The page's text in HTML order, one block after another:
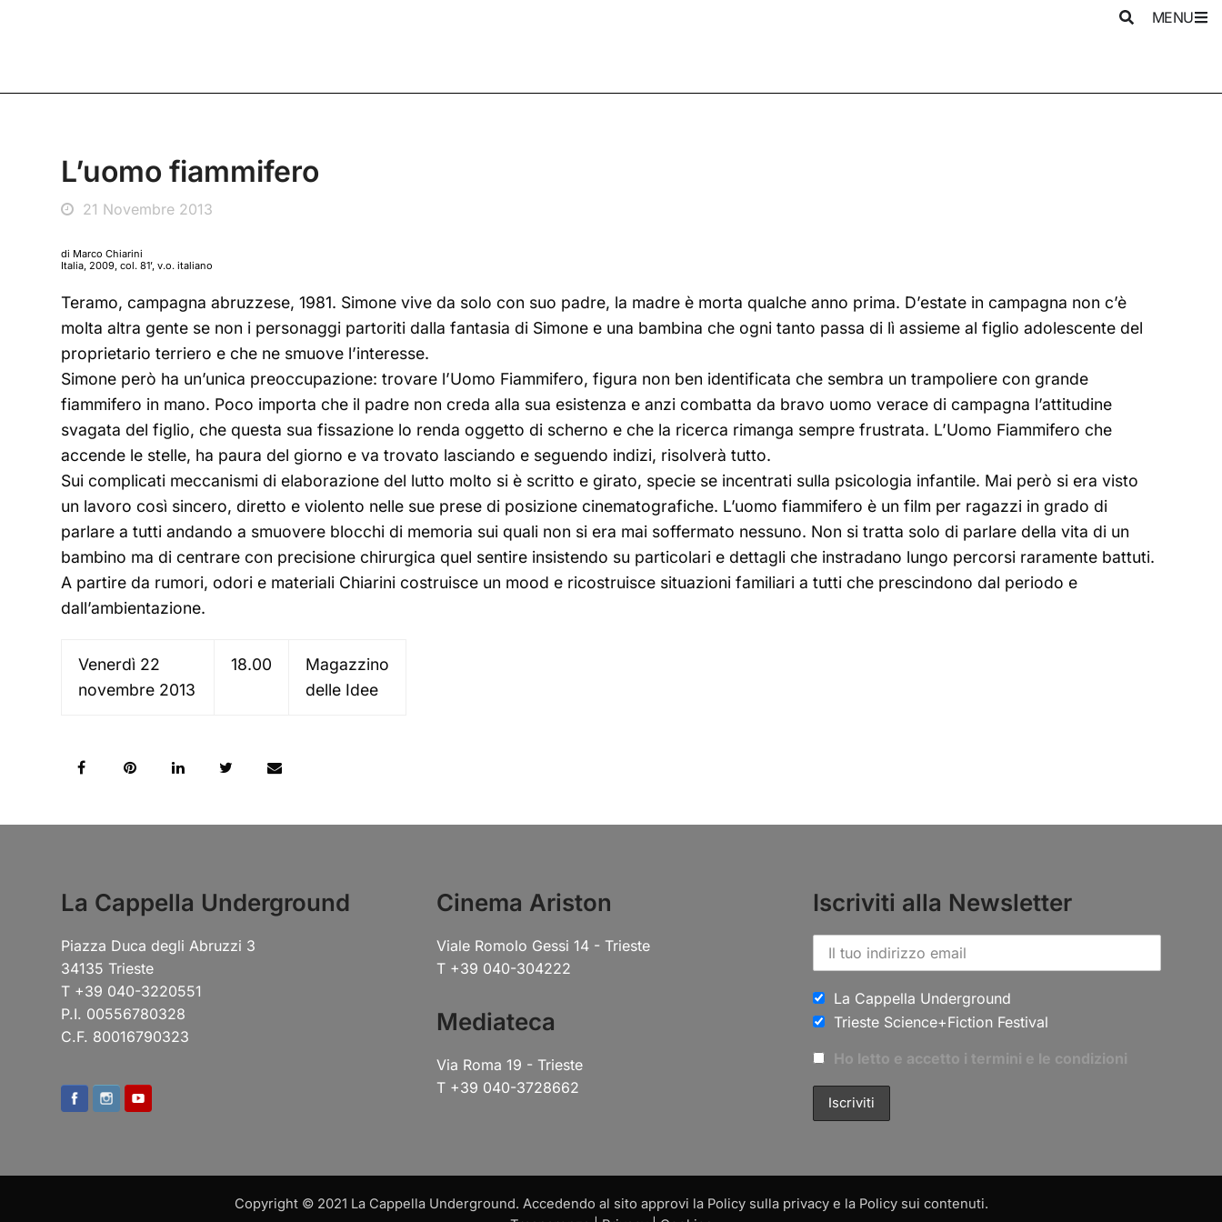
MENU
L’uomo fiammifero
21 Novembre 2013
di Marco Chiarini
Italia, 2009, col. 81’, v.o. italiano
Teramo, campagna abruzzese, 1981. Simone vive da solo con suo padre, la madre è morta qualche anno prima. D’estate in campagna non c’è
molta altra gente se non i personaggi partoriti dalla fantasia di Simone e una bambina che ogni tanto passa di lì assieme al figlio adolescente del
proprietario terriero e che ne smuove l’interesse.
Simone però ha un’unica preoccupazione: trovare l’Uomo Fiammifero, figura non ben identificata che sembra un trampoliere con grande
fiammifero in mano. Poco importa che il padre non creda alla sua esistenza e anzi combatta da bravo uomo verace di campagna l’attitudine
svagata del figlio, che questa sua fissazione lo renda oggetto di scherno e che la ricerca rimanga sempre frustrata. L’Uomo Fiammifero che
accende le stelle, ha paura del giorno e va trovato lasciando e seguendo indizi, risolverà tutto.
Sui complicati meccanismi di elaborazione del lutto molto si è scritto e girato, specie se incentrati sulla psicologia infantile. Mai però si era visto
un lavoro così sincero, diretto e violento nelle sue prese di posizione cinematografiche. L’uomo fiammifero è un film per ragazzi in grado di
parlare a tutti andando a smuovere blocchi di memoria sui quali non si era mai soffermato nessuno. Non si tratta solo di parlare della vita di un
bambino ma di centrare con precisione chirurgica quel sentire insistendo su particolari e dettagli che instradano lungo percorsi raramente battuti.
A partire da rumori, odori e materiali Chiarini costruisce un mood e ricostruisce situazioni familiari a tutti che prescindono dal periodo e
dall’ambientazione.
Venerdì 22
novembre 2013
18.00
Magazzino
delle Idee
La Cappella Underground
Piazza Duca degli Abruzzi 3
34135 Trieste
T +39 040-3220551
P.I. 00556780328
C.F. 80016790323
Cinema Ariston
Viale Romolo Gessi 14 - Trieste
T +39 040-304222
Mediateca
Via Roma 19 - Trieste
T +39 040-3728662
Iscriviti alla Newsletter
La Cappella Underground
Trieste Science+Fiction Festival
Ho letto e accetto i termini e le condizioni
Copyright © 2021 La Cappella Underground. Accedendo al sito approvi la Policy sulla privacy e la Policy sui contenuti.